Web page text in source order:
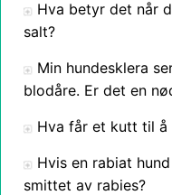
Hva betyr det når
salt?
Min hundesklera
blodåre. Er det en
Hva får et kutt til
Hvis en rabiat
smittet av rabies?